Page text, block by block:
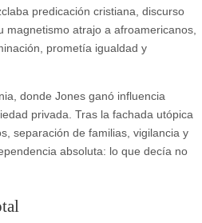
predicación cristiana, discurso
atrajo a afroamericanos,
prometía igualdad y
donde Jones ganó influencia
privada. Tras la fachada utópica
separación de familias, vigilancia y
absoluta: lo que decía no